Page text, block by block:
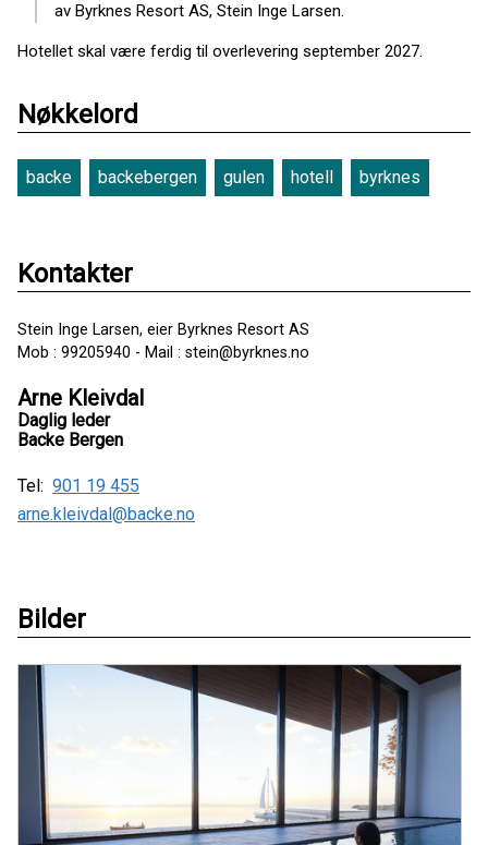
av Byrknes Resort AS, Stein Inge Larsen.
Hotellet skal være ferdig til overlevering september 2027.
Nøkkelord
backe backebergen gulen hotell byrknes
Kontakter
Stein Inge Larsen, eier Byrknes Resort AS
Mob : 99205940 - Mail : stein@byrknes.no
Arne Kleivdal
Daglig leder
Backe Bergen
Tel: 901 19 455
arne.kleivdal@backe.no
Bilder